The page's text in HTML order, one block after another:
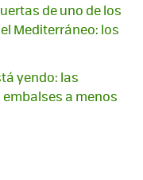
de uno de los
Mediterráneo: los
yendo: las
a menos